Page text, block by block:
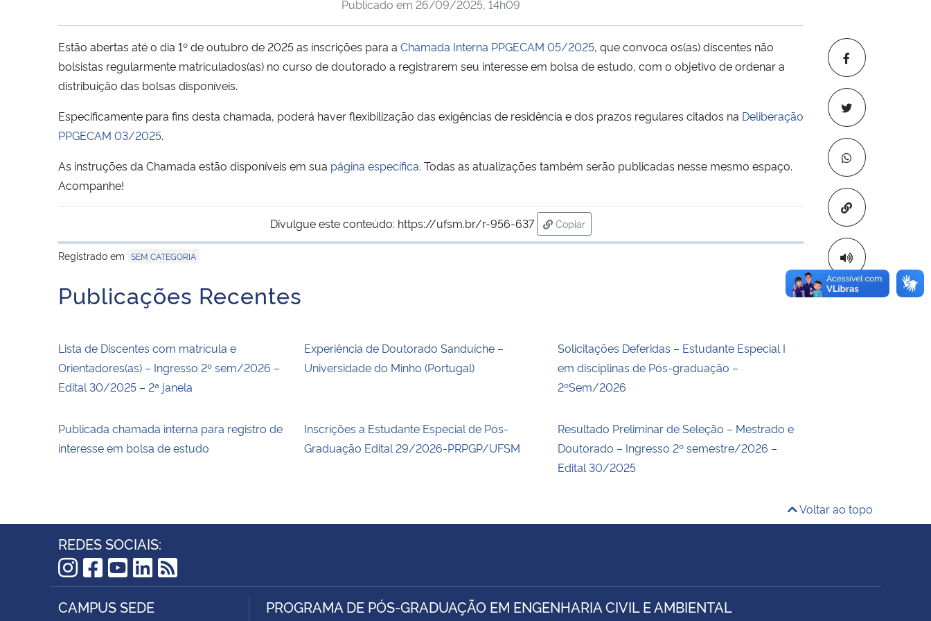
Copiar para
Publicado em 26/09/2025, 14h09
Estão abertas até o dia 1º de outubro de 2025 as inscrições para a Chamada Interna PPGECAM 05/2025, que convoca os(as) discentes não
bolsistas regularmente matriculados(as) no curso de doutorado a registrarem seu interesse em bolsa de estudo, com o objetivo de ordenar a
distribuição das bolsas disponíveis.
Especificamente para fins desta chamada, poderá haver flexibilização das exigências de residência e dos prazos regulares citados na Deliberação
PPGECAM 03/2025.
As instruções da Chamada estão disponíveis em sua página específica. Todas as atualizações também serão publicadas nesse mesmo espaço.
Acompanhe!
Divulgue este conteúdo: https://ufsm.br/r-956-637
Copiar
para área de transferência
Registrado em SEM CATEGORIA
Publicações Recentes
Lista de Discentes com matrícula e
Orientadores(as) – Ingresso 2º sem/2026 –
Edital 30/2025 – 2ª janela
Experiência de Doutorado Sanduíche –
Universidade do Minho (Portugal)
Solicitações Deferidas – Estudante Especial I
em disciplinas de Pós-graduação –
2ºSem/2026
Publicada chamada interna para registro de
interesse em bolsa de estudo
Inscrições a Estudante Especial de Pós-
Graduação Edital 29/2026-PRPGP/UFSM
Resultado Preliminar de Seleção – Mestrado e
Doutorado – Ingresso 2º semestre/2026 –
Edital 30/2025
Voltar ao topo
REDES SOCIAIS:
Instagram
Facebook
YouTube
LinkedIn
RSS
CAMPUS SEDE PROGRAMA DE PÓS-GRADUAÇÃO EM ENGENHARIA CIVIL E AMBIENTAL